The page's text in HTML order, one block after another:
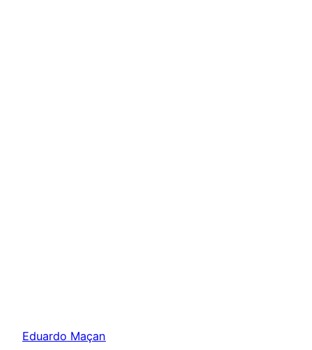
Eduardo Maçan